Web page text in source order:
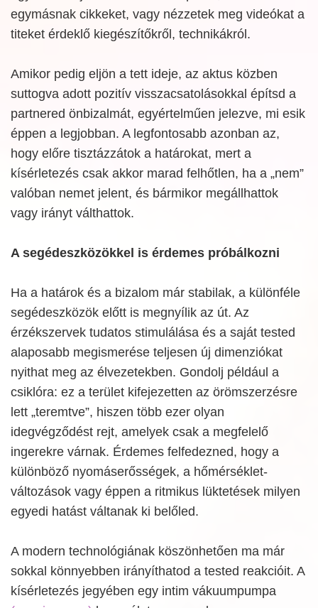
egymásnak cikkeket, vagy nézzetek meg videókat a
titeket érdeklő kiegészítőkről, technikákról.
Amikor pedig eljön a tett ideje, az aktus közben
suttogva adott pozitív visszacsatolásokkal építsd a
partnered önbizalmát, egyértelműen jelezve, mi esik
éppen a legjobban. A legfontosabb azonban az,
hogy előre tisztázzátok a határokat, mert a
kísérletezés csak akkor marad felhőtlen, ha a „nem”
valóban nemet jelent, és bármikor megállhattok
vagy irányt válthattok.
A segédeszközökkel is érdemes próbálkozni
Ha a határok és a bizalom már stabilak, a különféle
segédeszközök előtt is megnyílik az út. Az
érzékszervek tudatos stimulálása és a saját tested
alaposabb megismerése teljesen új dimenziókat
nyithat meg az élvezetekben. Gondolj például a
csiklóra: ez a terület kifejezetten az örömszerzésre
lett „teremtve”, hiszen több ezer olyan
idegvégződést rejt, amelyek csak a megfelelő
ingerekre várnak. Érdemes felfedezned, hogy a
különböző nyomáserősségek, a hőmérséklet-
változások vagy éppen a ritmikus lüktetések milyen
egyedi hatást váltanak ki belőled.
A modern technológiának köszönhetően ma már
sokkal könnyebben irányíthatod a tested reakcióit. A
kísérletezés jegyében egy intim vákuumpumpa